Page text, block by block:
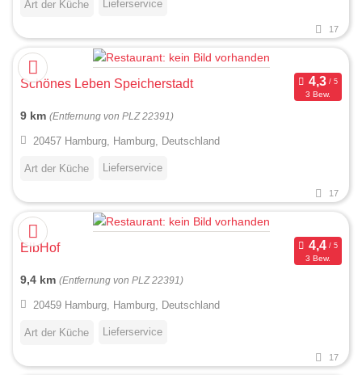
Art der Küche Lieferservice
17
Schönes Leben Speicherstadt
3 Bew.
9 km (Entfernung von PLZ 22391)
20457 Hamburg, Hamburg, Deutschland
Art der Küche Lieferservice
17
ElbHof
3 Bew.
9,4 km (Entfernung von PLZ 22391)
20459 Hamburg, Hamburg, Deutschland
Art der Küche Lieferservice
17